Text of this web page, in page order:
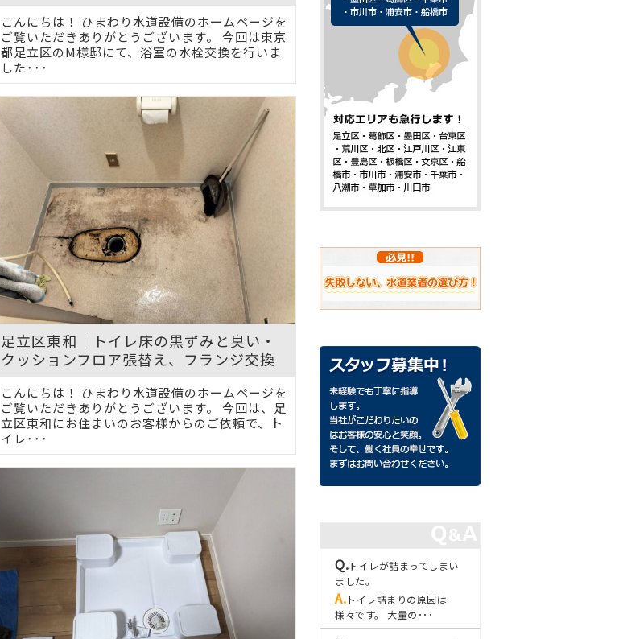
こんにちは！ ひまわり水道設備のホームページを
ご覧いただきありがとうございます。 今回は東京
都足立区のM様邸にて、浴室の水栓交換を行いま
した･･･
足立区東和｜トイレ床の黒ずみと臭い・
クッションフロア張替え、フランジ交換
こんにちは！ ひまわり水道設備のホームページを
ご覧いただきありがとうございます。 今回は、足
立区東和にお住まいのお客様からのご依頼で、ト
イレ･･･
トイレが詰まってしまい
ました。
トイレ詰まりの原因は
様々です。 大量の･･･